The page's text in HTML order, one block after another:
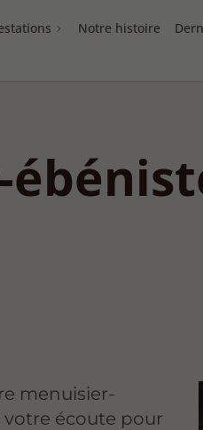
Notre histoire
menuisier-
votre écoute pour